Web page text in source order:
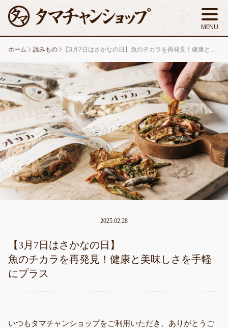
ホーム .読みもの 【3月7日はさかなの日】魚のチカラを再発見！健康と美味しさを手軽にプラス
2025.02.28
【3月7日はさかなの日】
魚のチカラを再発見！健康と美味しさを手軽
にプラス
いつもタマチャンショップをご利用いただき、ありがとうご